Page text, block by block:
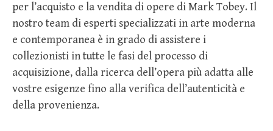
per l’acquisto e la vendita di opere di Mark Tobey. Il
nostro team di esperti specializzati in arte moderna
e contemporanea è in grado di assistere i
collezionisti in tutte le fasi del processo di
acquisizione, dalla ricerca dell’opera più adatta alle
vostre esigenze fino alla verifica dell’autenticità e
della provenienza.